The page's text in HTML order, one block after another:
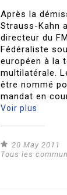
Après la
Strauss-Kahn
directeur du
Fédéraliste
européen à la
multilatérale.
être nommé
mandat en
Voir plus
20 May 2011
Tous les